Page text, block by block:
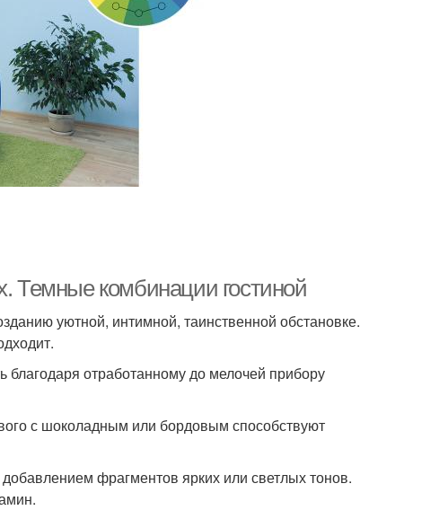
Темные комбинации гостиной
уютной, интимной, таинственной обстановке.
отработанному до мелочей прибору
с шоколадным или бордовым способствуют
фрагментов ярких или светлых тонов.